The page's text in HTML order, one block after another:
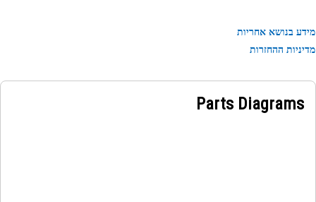
בנושא אחריות
ההחזרות
Parts Diagrams